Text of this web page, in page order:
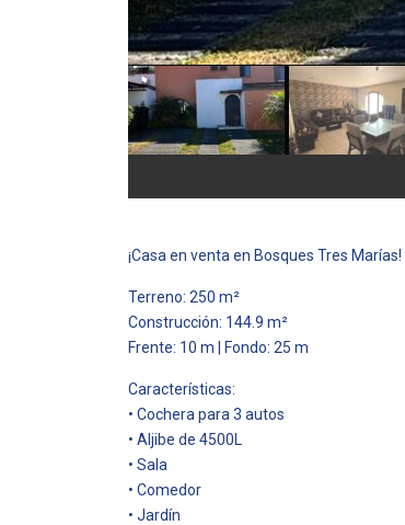
¡Casa en venta en Bosques Tres Marías!
Terreno: 250 m²
Construcción: 144.9 m²
Frente: 10 m | Fondo: 25 m
Características:
• Cochera para 3 autos
• Aljibe de 4500L
• Sala
• Comedor
• Jardín